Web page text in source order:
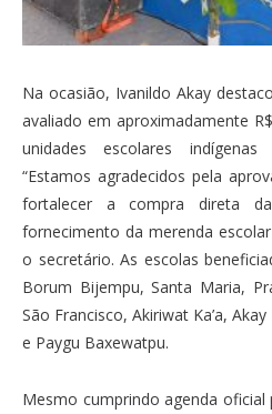
Na ocasião, Ivanildo Akay
avaliado em aproximadamente
unidades escolares
“Estamos agradecidos pela
fortalecer a compra direta
fornecimento da merenda
o secretário. As escolas
Borum Bijempu, Santa Maria,
São Francisco, Akiriwat Ka’a,
e Paygu Baxewatpu.
Mesmo cumprindo agenda